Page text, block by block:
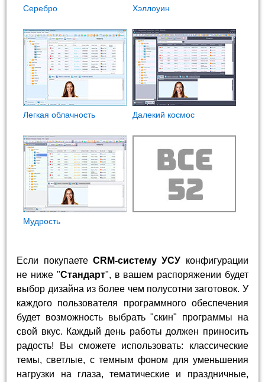
Cеребро Хэллоуин
Легкая облачность Далекий космос
Мудрость
Если покупаете CRM-систему УСУ конфигурации
не ниже "Стандарт", в вашем распоряжении будет
выбор дизайна из более чем полусотни заготовок. У
каждого пользователя программного обеспечения
будет возможность выбрать "скин" программы на
свой вкус. Каждый день работы должен приносить
радость! Вы сможете использовать: классические
темы, светлые, с темным фоном для уменьшения
нагрузки на глаза, тематические и праздничные,